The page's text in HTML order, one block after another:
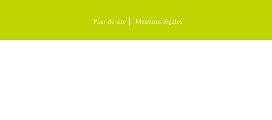
Plan du site Mentions légales